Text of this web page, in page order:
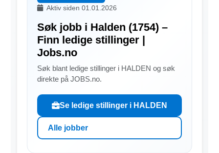
Aktiv siden 01.01.2026
Søk jobb i Halden (1754) –
Finn ledige stillinger |
Jobs.no
Søk blant ledige stillinger i HALDEN og søk
direkte på JOBS.no.
Se ledige stillinger i HALDEN
Alle jobber